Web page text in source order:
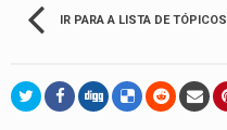
IR PARA A LISTA DE TÓPICOS